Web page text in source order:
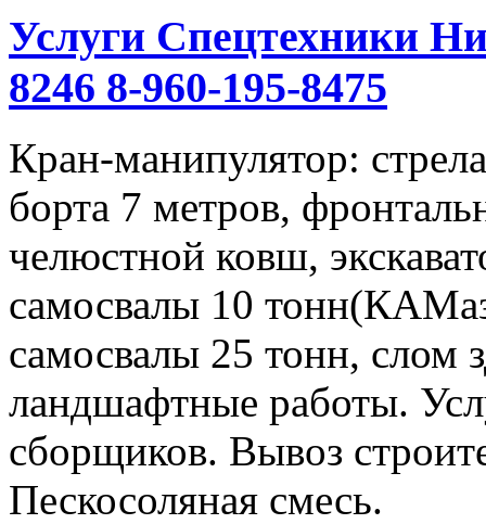
Услуги Спецтехники
8246 8-960-195-8475
Кран-манипулятор:
борта 7 метров,
челюстной ковш,
самосвалы 10
самосвалы 25 тонн, слом
ландшафтные работы.
сборщиков. Вывоз
Пескосоляная смесь.